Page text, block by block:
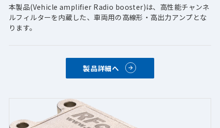
本製品(Vehicle amplifier Radio booster)は、高性能チャンネ
ルフィルターを内蔵した、車両用の高線形・高出力アンプとな
ります。
製品詳細へ